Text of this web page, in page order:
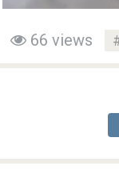
66 views